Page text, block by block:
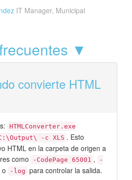
IT Manager, Municipal
▼
convierte HTML
HTMLConverter.exe
-c XLS . Esto
HTML en la carpeta de origen a
como
-CodePage 65001 ,
-
o -log para controlar la salida.